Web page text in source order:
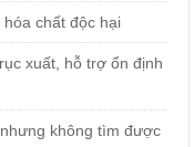
chất độc hại
xuất, hỗ trợ ổn định
không tìm được